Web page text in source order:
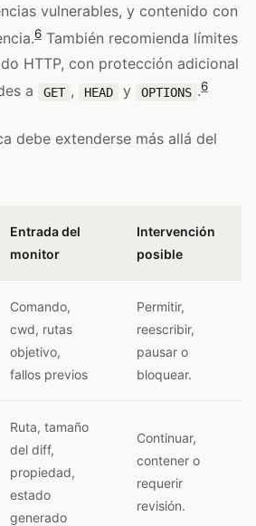
vulnerables, y contenido con
6 También recomienda límites
HTTP, con protección adicional
a
GET , HEAD y OPTIONS .6
debe extenderse más allá del
Entrada del
monitor
Intervención
posible
Comando,
cwd, rutas
objetivo,
fallos previos
Permitir,
reescribir,
pausar o
bloquear.
Ruta, tamaño
del diff,
propiedad,
estado
generado
Continuar,
contener o
requerir
revisión.